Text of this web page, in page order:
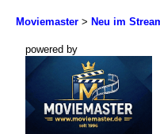
Moviemaster > Neu im
powered by